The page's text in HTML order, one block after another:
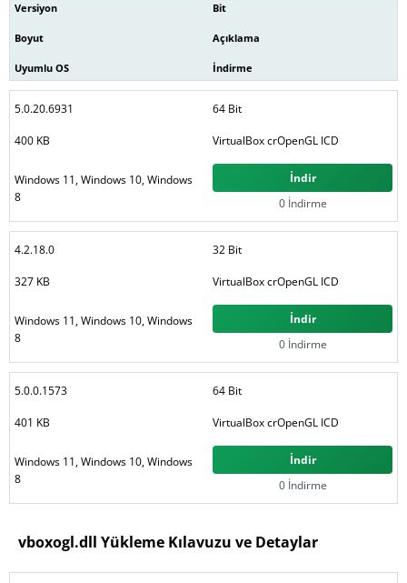
Versiyon Bit
Boyut Açıklama
Uyumlu OS İndirme
5.0.20.6931 64 Bit
400 KB VirtualBox crOpenGL ICD
Windows 11, Windows 10, Windows
8
İndir
0 İndirme
4.2.18.0 32 Bit
327 KB VirtualBox crOpenGL ICD
Windows 11, Windows 10, Windows
8
İndir
0 İndirme
5.0.0.1573 64 Bit
401 KB VirtualBox crOpenGL ICD
Windows 11, Windows 10, Windows
8
İndir
0 İndirme
vboxogl.dll Yükleme Kılavuzu ve Detaylar